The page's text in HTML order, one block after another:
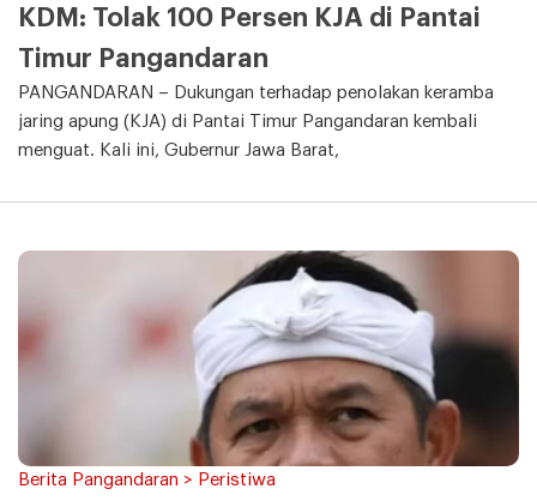
KDM: Tolak 100 Persen KJA di Pantai
Timur Pangandaran
PANGANDARAN – Dukungan terhadap penolakan keramba
jaring apung (KJA) di Pantai Timur Pangandaran kembali
menguat. Kali ini, Gubernur Jawa Barat,
Berita Pangandaran > Peristiwa